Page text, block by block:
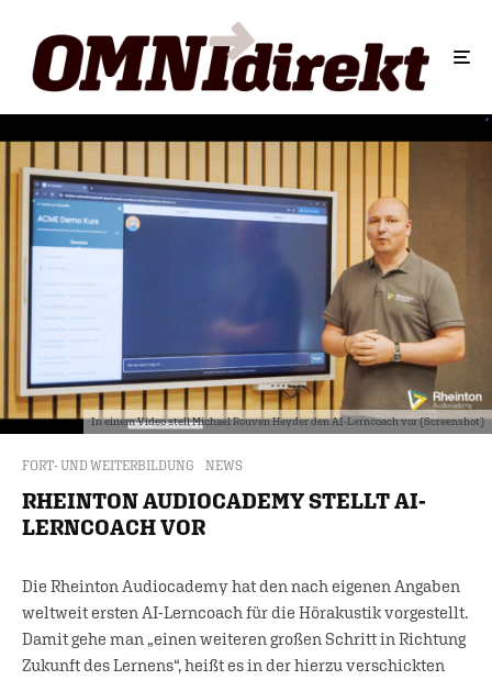
In einem Video stell Michael Rouven Heyder den AI-Lerncoach vor (Screenshot)
FORT- UND WEITERBILDUNG NEWS
RHEINTON AUDIOCADEMY STELLT AI-
LERNCOACH VOR
Die Rheinton Audiocademy hat den nach eigenen Angaben
weltweit ersten AI-Lerncoach für die Hörakustik vorgestellt.
Damit gehe man „einen weiteren großen Schritt in Richtung
Zukunft des Lernens“, heißt es in der hierzu verschickten